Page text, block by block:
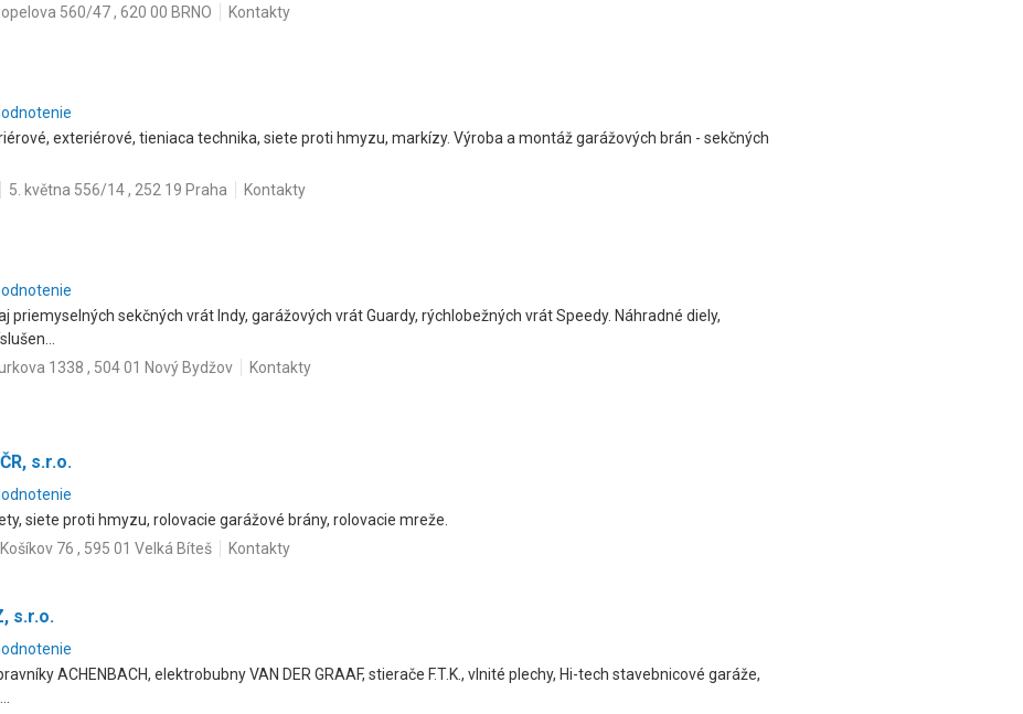
560/47 , 620 00 BRNO Kontakty
exteriérové, tieniaca technika, siete proti hmyzu, markízy. Výroba a montáž garážových brán - sekčných
5. května 556/14 , 252 19 Praha Kontakty
priemyselných sekčných vrát Indy, garážových vrát Guardy, rýchlobežných vrát Speedy. Náhradné diely,
1338 , 504 01 Nový Bydžov Kontakty
s.r.o.
siete proti hmyzu, rolovacie garážové brány, rolovacie mreže.
Košíkov 76 , 595 01 Velká Bíteš Kontakty
s.r.o.
ACHENBACH, elektrobubny VAN DER GRAAF, stierače F.T.K., vlnité plechy, Hi-tech stavebnicové garáže,